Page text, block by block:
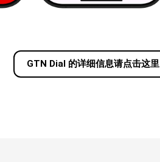
GTN Dial 的详细信息请点击这里